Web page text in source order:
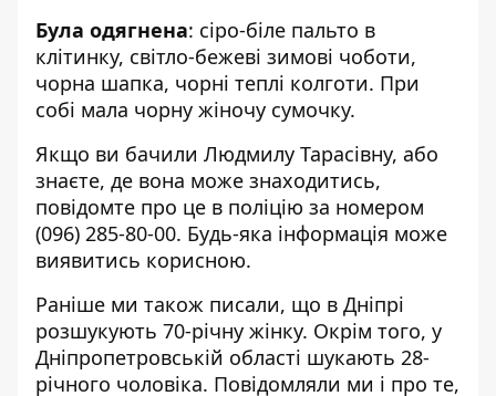
Була одягнена: сіро-біле пальто в
клітинку, світло-бежеві зимові чоботи,
чорна шапка, чорні теплі колготи. При
собі мала чорну жіночу сумочку.
Якщо ви бачили Людмилу Тарасівну, або
знаєте, де вона може знаходитись,
повідомте про це в поліцію за номером
(096) 285-80-00. Будь-яка інформація може
виявитись корисною.
Раніше ми також писали, що в Дніпрі
розшукують 70-річну жінку. Окрім того, у
Дніпропетровській області шукають 28-
річного чоловіка. Повідомляли ми і про те,